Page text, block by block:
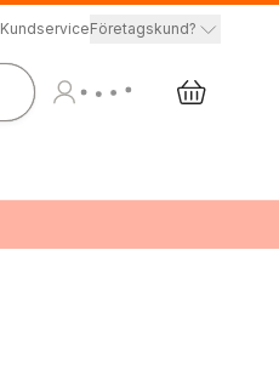
KundserviceFöretagskund?